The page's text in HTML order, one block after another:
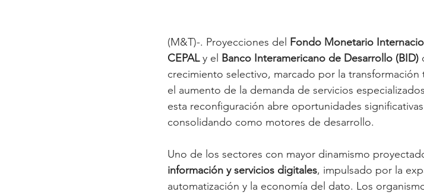
(M&T)-. Proyecciones del Fondo Monetario
CEPAL y el Banco Interamericano de Desarrollo (BID)
crecimiento selectivo, marcado por la
el aumento de la demanda de servicios
esta reconfiguración abre oportunidades
consolidando como motores de desarrollo.
Uno de los sectores con mayor dinamismo
información y servicios digitales, impulsado por la
automatización y la economía del dato. Los